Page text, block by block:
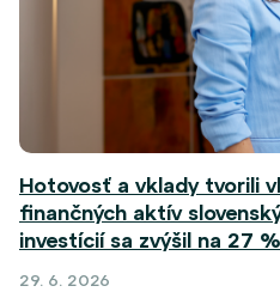
Hotovosť a vklady tvorili
finančných aktív
investícií sa zvýšil na 27 %
29. 6. 2026